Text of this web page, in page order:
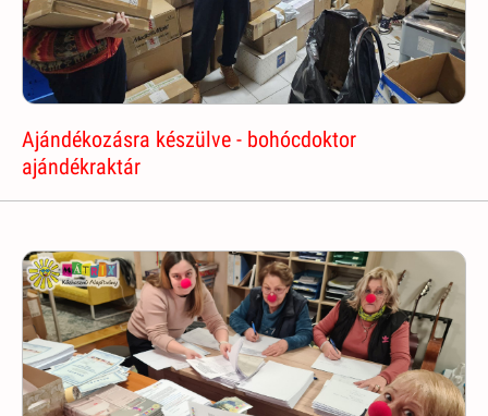
Ajándékozásra készülve - bohócdoktor
ajándékraktár